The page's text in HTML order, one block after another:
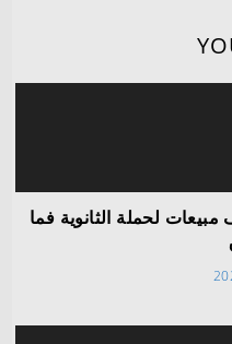
لحملة الثانوية فما